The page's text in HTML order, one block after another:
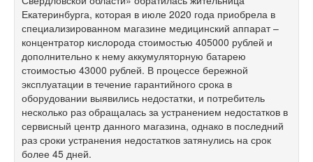
Екатеринбурга, которая в июле 2020 года приобрела в
специализированном магазине медицинский аппарат –
концентратор кислорода стоимостью 405000 рублей и
дополнительно к нему аккумуляторную батарею
стоимостью 43000 рублей. В процессе бережной
эксплуатации в течение гарантийного срока в
оборудовании выявились недостатки, и потребитель
несколько раз обращалась за устранением недостатков в
сервисный центр данного магазина, однако в последний
раз сроки устранения недостатков затянулись на срок
более 45 дней.